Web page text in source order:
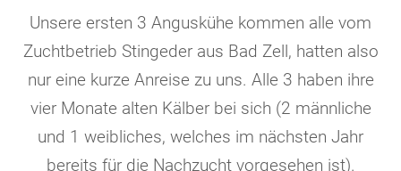
Unsere ersten 3 Anguskühe kommen alle vom
Zuchtbetrieb Stingeder aus Bad Zell, hatten also
nur eine kurze Anreise zu uns. Alle 3 haben ihre
vier Monate alten Kälber bei sich (2 männliche
und 1 weibliches, welches im nächsten Jahr
bereits für die Nachzucht vorgesehen ist).